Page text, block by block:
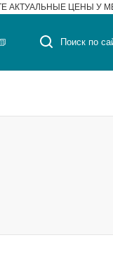
АКТУАЛЬНЫЕ ЦЕНЫ У
Поиск по